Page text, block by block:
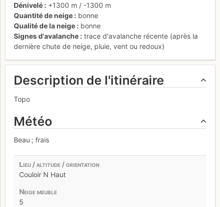
Dénivelé
+1300 m / -1300 m
Quantité de neige
bonne
Qualité de la neige
bonne
Signes d'avalanche
trace d'avalanche récente (après la
dernière chute de neige, pluie, vent ou redoux)
Description de l'itinéraire
Topo
Météo
Beau ; frais
Couloir N Haut
5